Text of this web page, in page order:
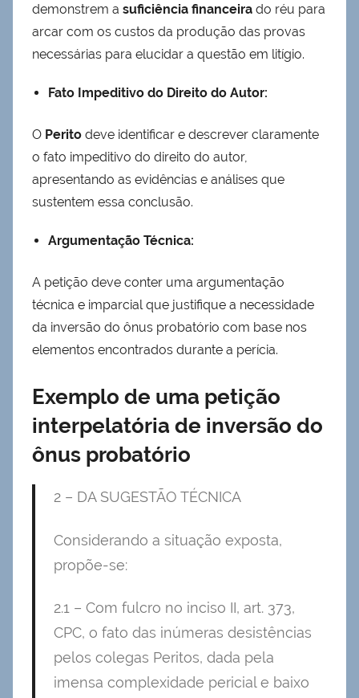
demonstrem a suficiência financeira do réu para
arcar com os custos da produção das provas
necessárias para elucidar a questão em litígio.
Fato Impeditivo do Direito do Autor:
O Perito deve identificar e descrever claramente
o fato impeditivo do direito do autor,
apresentando as evidências e análises que
sustentem essa conclusão.
Argumentação Técnica:
A petição deve conter uma argumentação
técnica e imparcial que justifique a necessidade
da inversão do ônus probatório com base nos
elementos encontrados durante a perícia.
Exemplo de uma petição
interpelatória de inversão do
ônus probatório
2 – DA SUGESTÃO TÉCNICA
Considerando a situação exposta,
propõe-se:
2.1 – Com fulcro no inciso II, art. 373,
CPC, o fato das inúmeras desistências
pelos colegas Peritos, dada pela
imensa complexidade pericial e baixo